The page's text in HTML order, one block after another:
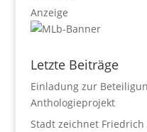
Anzeige
Letzte Beiträge
Einladung zur
Anthologieprojekt
Stadt zeichnet